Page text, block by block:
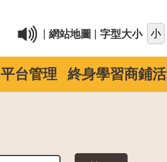
網站地圖 字型大小
平台管理 終身學習商鋪